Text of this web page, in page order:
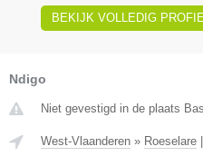
BEKIJK VOLLEDIG
Ndigo
Niet gevestigd in de plaats
West-Vlaanderen » Roeselare |